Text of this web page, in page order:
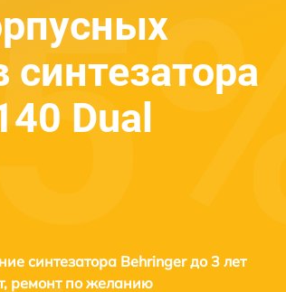
синтезатора
Dual
синтезатора Behringer до 3 лет
ремонт по желанию